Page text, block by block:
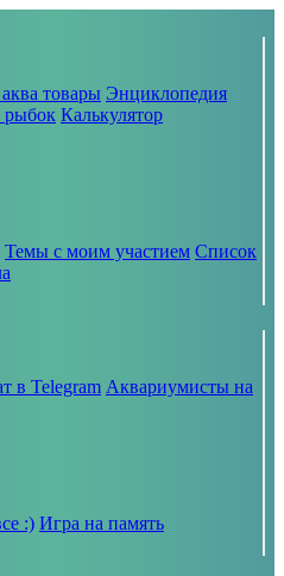
товары Энциклопедия
рыбок Калькулятор
Темы с моим участием Список
в Telegram Аквариумисты на
:) Игра на память